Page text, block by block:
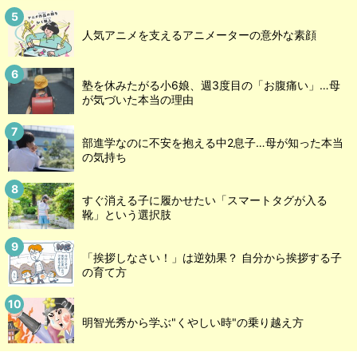
人気アニメを支えるアニメーターの意外な素顔
塾を休みたがる小6娘、週3度目の「お腹痛い」…母
が気づいた本当の理由
部進学なのに不安を抱える中2息子…母が知った本当
の気持ち
すぐ消える子に履かせたい「スマートタグが入る
靴」という選択肢
「挨拶しなさい！」は逆効果？ 自分から挨拶する子
の育て方
明智光秀から学ぶ"くやしい時"の乗り越え方